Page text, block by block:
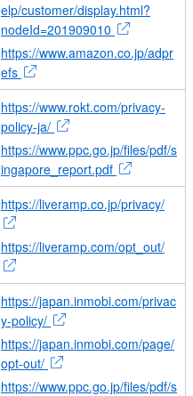
elp/customer/display.html?
nodeId=201909010
https://www.amazon.co.jp/adpr
efs
https://www.rokt.com/privacy-
policy-ja/
https://www.ppc.go.jp/files/pdf/s
ingapore_report.pdf
https://liveramp.co.jp/privacy/
https://liveramp.com/opt_out/
https://japan.inmobi.com/privac
y-policy/
https://japan.inmobi.com/page/
opt-out/
https://www.ppc.go.jp/files/pdf/s